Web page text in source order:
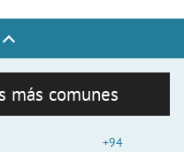
más comunes
+94